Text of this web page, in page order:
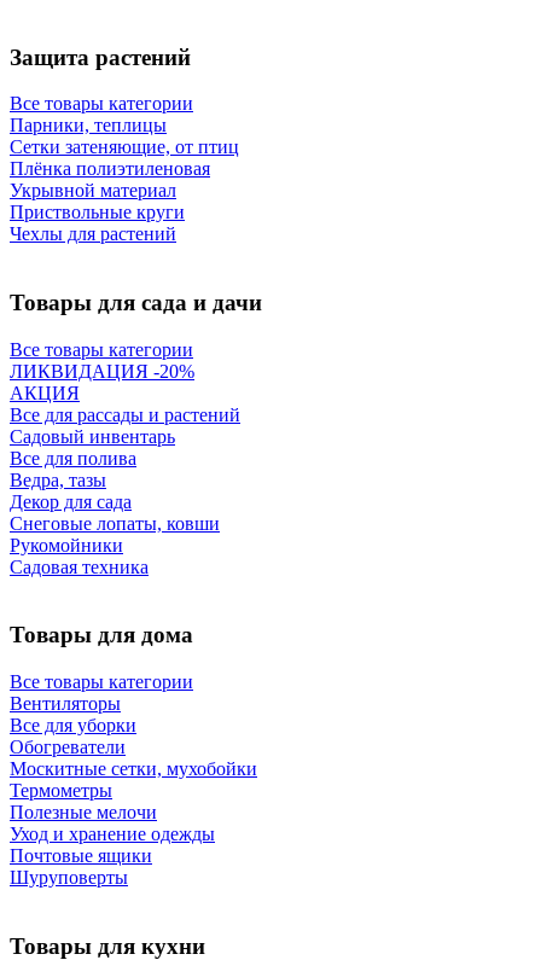
Защита растений
Все товары категории
Парники, теплицы
Сетки затеняющие, от птиц
Плёнка полиэтиленовая
Укрывной материал
Приствольные круги
Чехлы для растений
Товары для сада и дачи
Все товары категории
ЛИКВИДАЦИЯ -20%
АКЦИЯ
Все для рассады и растений
Садовый инвентарь
Все для полива
Ведра, тазы
Декор для сада
Снеговые лопаты, ковши
Рукомойники
Садовая техника
Товары для дома
Все товары категории
Вентиляторы
Все для уборки
Обогреватели
Москитные сетки, мухобойки
Термометры
Полезные мелочи
Уход и хранение одежды
Почтовые ящики
Шуруповерты
Товары для кухни